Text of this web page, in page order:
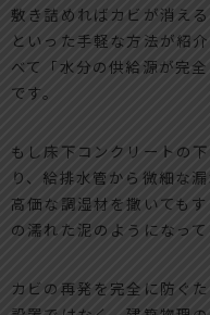
敷き詰めればカビが消え
といった手軽な方法が紹
べて「水分の供給源が完
です。
もし床下コンクリートの
り、給排水管から微細な
高価な調湿材を撒いても
の濡れた泥のようになって
カビの再発を完全に防ぐ